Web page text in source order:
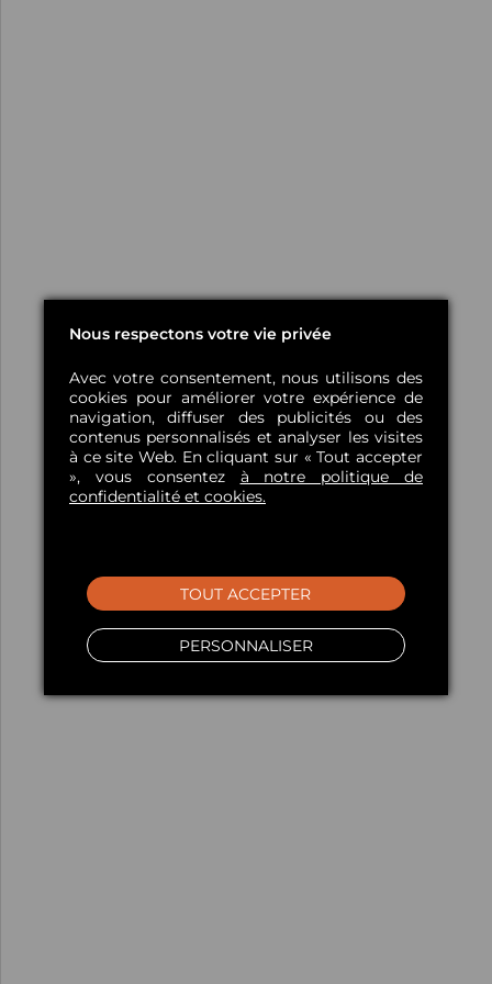
Nous respectons votre vie privée
Avec votre consentement, nous utilisons des
cookies pour améliorer votre expérience de
navigation, diffuser des publicités ou des
contenus personnalisés et analyser les visites
à ce site Web. En cliquant sur « Tout accepter
», vous consentez à notre politique de
confidentialité et cookies.
PERSONNALISER
TOUT ACCEPTER